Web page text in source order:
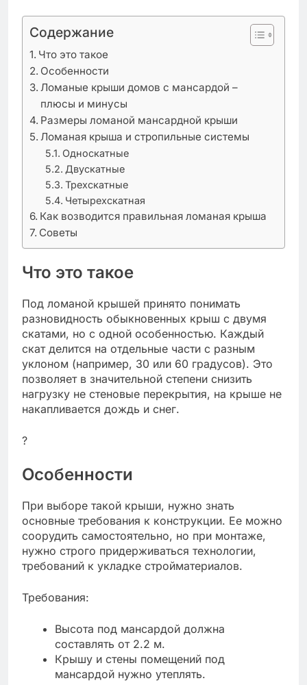
Содержание
Что это такое
Особенности
Ломаные крыши домов с мансардой –
плюсы и минусы
Размеры ломаной мансардной крыши
Ломаная крыша и стропильные системы
Односкатные
Двускатные
Трехскатные
Четырехскатная
Как возводится правильная ломаная крыша
Советы
Что это такое
Под ломаной крышей принято понимать
разновидность обыкновенных крыш с двумя
скатами, но с одной особенностью. Каждый
скат делится на отдельные части с разным
уклоном (например, 30 или 60 градусов). Это
позволяет в значительной степени снизить
нагрузку не стеновые перекрытия, на крыше не
накапливается дождь и снег.
?
Особенности
При выборе такой крыши, нужно знать
основные требования к конструкции. Ее можно
соорудить самостоятельно, но при монтаже,
нужно строго придерживаться технологии,
требований к укладке стройматериалов.
Требования:
Высота под мансардой должна
составлять от 2.2 м.
Крышу и стены помещений под
мансардой нужно утеплять.